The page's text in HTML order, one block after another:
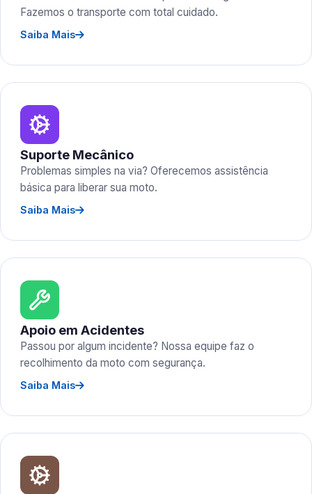
Fazemos o transporte com total cuidado.
Saiba Mais
Suporte Mecânico
Problemas simples na via? Oferecemos assistência
básica para liberar sua moto.
Saiba Mais
Apoio em Acidentes
Passou por algum incidente? Nossa equipe faz o
recolhimento da moto com segurança.
Saiba Mais